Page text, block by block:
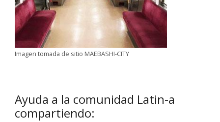
Imagen tomada de sitio MAEBASHI-CITY
Ayuda a la comunidad Latin-a
compartiendo: